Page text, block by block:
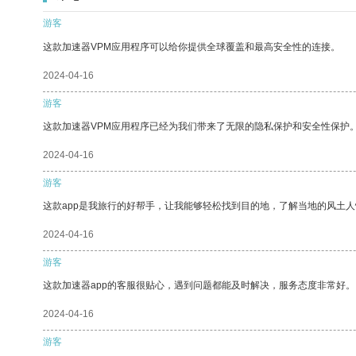
游客
这款加速器VPM应用程序可以给你提供全球覆盖和最高安全性的连接。
2024-04-16
游客
这款加速器VPM应用程序已经为我们带来了无限的隐私保护和安全性保护
2024-04-16
游客
这款app是我旅行的好帮手，让我能够轻松找到目的地，了解当地的风土
2024-04-16
游客
这款加速器app的客服很贴心，遇到问题都能及时解决，服务态度非常好。
2024-04-16
游客